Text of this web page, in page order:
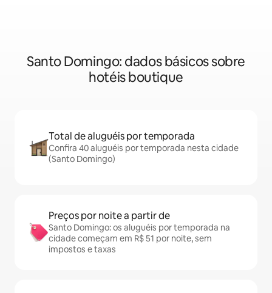
Santo Domingo: dados básicos sobre
hotéis boutique
Total de aluguéis por temporada
Confira 40 aluguéis por temporada nesta cidade
(Santo Domingo)
Preços por noite a partir de
Santo Domingo: os aluguéis por temporada na
cidade começam em R$ 51 por noite, sem
impostos e taxas